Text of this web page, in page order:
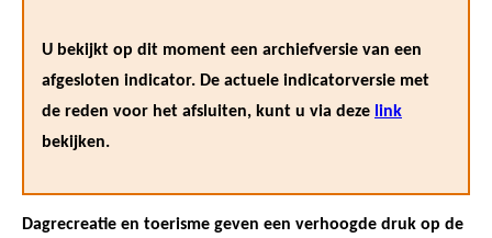
U bekijkt op dit moment een archiefversie van een
afgesloten indicator. De actuele indicatorversie met
de reden voor het afsluiten, kunt u via deze link
bekijken.
Dagrecreatie en toerisme geven een verhoogde druk op de